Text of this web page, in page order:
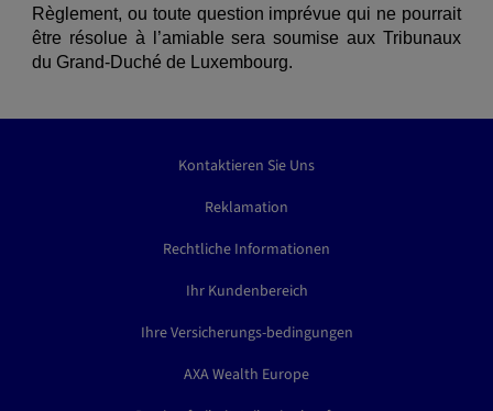
Règlement, ou toute question imprévue qui ne pourrait
être résolue à l’amiable sera soumise aux Tribunaux
du Grand-Duché de Luxembourg.
Kontaktieren Sie Uns
Reklamation
Rechtliche Informationen
Ihr Kundenbereich
Ihre Versicherungs-bedingungen
AXA Wealth Europe